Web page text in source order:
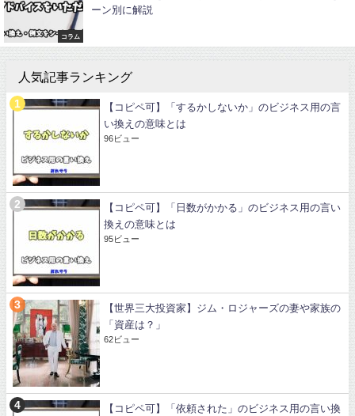
コラム
ーン別に解説
人気記事ランキング
【コピペ可】「するかしないか」のビジネス用の言
い換えの意味とは
96ビュー
【コピペ可】「日数がかかる」のビジネス用の言い
換えの意味とは
95ビュー
【世界三大投資家】ジム・ロジャーズの妻や家族の
「資産は？」
62ビュー
【コピペ可】「依頼された」のビジネス用の言い換